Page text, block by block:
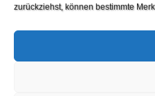
zurückziehst, können bestimmte